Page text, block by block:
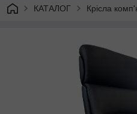
КАТАЛОГ Крісла